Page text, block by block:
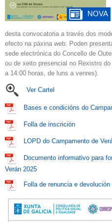
NOVA
desta convocatoria a través dos
efecto na páxina web. Poden
sede electrónica do Concello de
ou de xeito presencial no Rexistro
a 14:00 horas, de luns a venres).
Ver Cartel
Bases e condicións do
Folla de inscrición
LOPD do Campamento de
Documento informativo para
Verán 2025
Folla de renuncia e